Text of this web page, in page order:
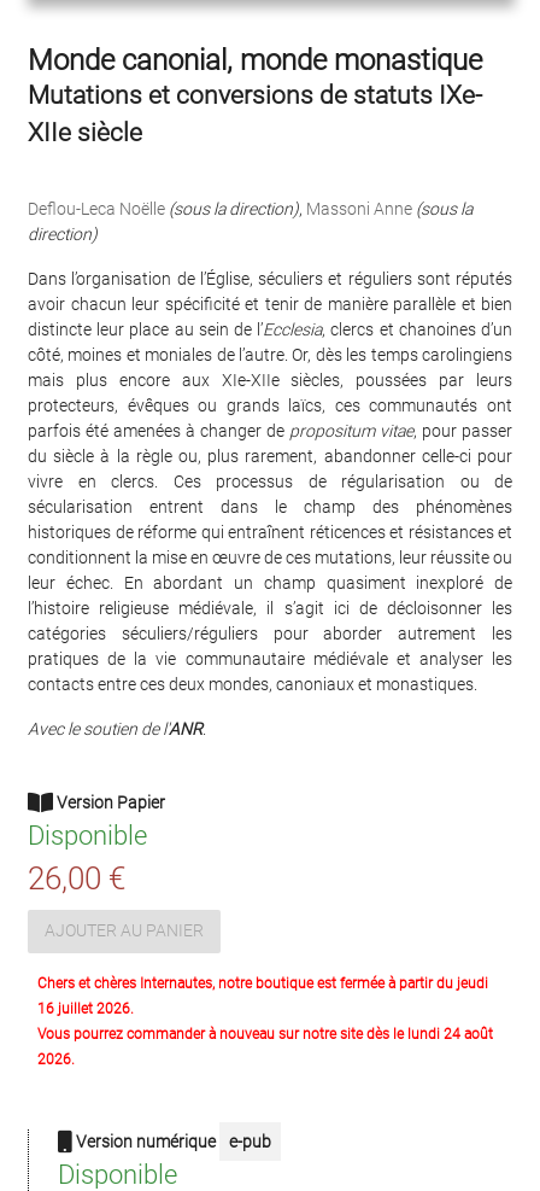
Monde canonial, monde monastique
Mutations et conversions de statuts IXe-
XIIe siècle
Deflou-Leca Noëlle (sous la direction), Massoni Anne (sous la
direction)
Dans l’organisation de l’Église, séculiers et réguliers sont réputés
avoir chacun leur spécificité et tenir de manière parallèle et bien
distincte leur place au sein de l’Ecclesia, clercs et chanoines d’un
côté, moines et moniales de l’autre. Or, dès les temps carolingiens
mais plus encore aux XIe-XIIe siècles, poussées par leurs
protecteurs, évêques ou grands laïcs, ces communautés ont
parfois été amenées à changer de propositum vitae, pour passer
du siècle à la règle ou, plus rarement, abandonner celle-ci pour
vivre en clercs. Ces processus de régularisation ou de
sécularisation entrent dans le champ des phénomènes
historiques de réforme qui entraînent réticences et résistances et
conditionnent la mise en œuvre de ces mutations, leur réussite ou
leur échec. En abordant un champ quasiment inexploré de
l’histoire religieuse médiévale, il s’agit ici de décloisonner les
catégories séculiers/réguliers pour aborder autrement les
pratiques de la vie communautaire médiévale et analyser les
contacts entre ces deux mondes, canoniaux et monastiques.
Avec le soutien de l'ANR.
Version Papier
Disponible
26,00 €
AJOUTER AU PANIER
Chers et chères Internautes, notre boutique est fermée à partir du jeudi
16 juillet 2026.
Vous pourrez commander à nouveau sur notre site dès le lundi 24 août
2026.
Version numérique e-pub
Disponible